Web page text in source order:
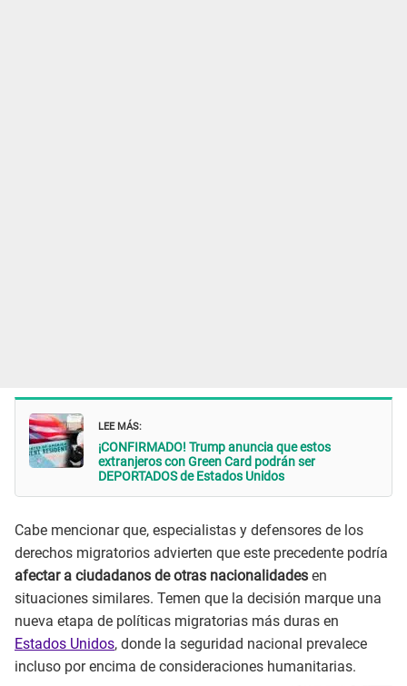
LEE MÁS:
¡CONFIRMADO! Trump anuncia que estos
extranjeros con Green Card podrán ser
DEPORTADOS de Estados Unidos
Cabe mencionar que, especialistas y defensores de los
derechos migratorios advierten que este precedente podría
afectar a ciudadanos de otras nacionalidades en
situaciones similares. Temen que la decisión marque una
nueva etapa de políticas migratorias más duras en
Estados Unidos, donde la seguridad nacional prevalece
incluso por encima de consideraciones humanitarias.